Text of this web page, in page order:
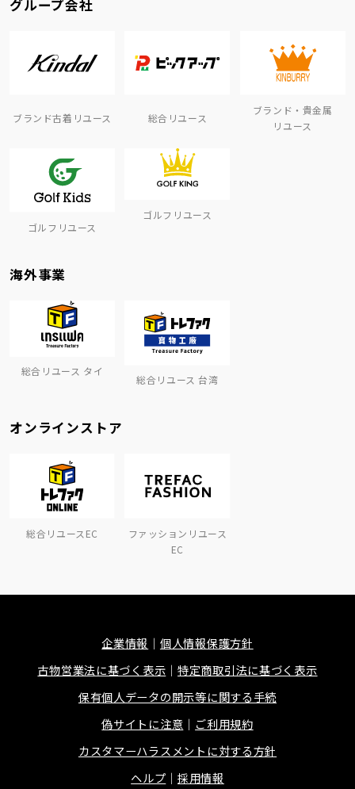
グループ会社
ブランド古着リユース 総合リユース
ブランド・貴金属
リユース
ゴルフリユース
ゴルフリユース
海外事業
総合リユース タイ
総合リユース 台湾
オンラインストア
総合リユースEC
ファッションリユース
EC
企業情報
個人情報保護方針
古物営業法に基づく表示
特定商取引法に基づく表示
保有個人データの開示等に関する手続
偽サイトに注意
ご利用規約
カスタマーハラスメントに対する方針
ヘルプ
採用情報